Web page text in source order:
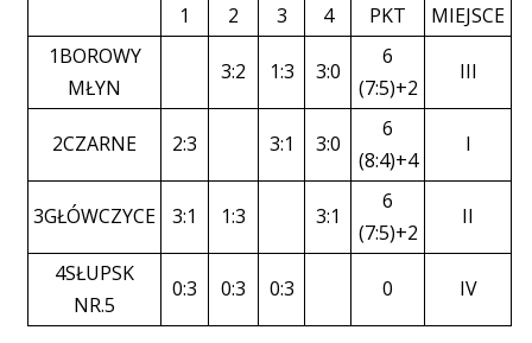
1 2 3 4 PKT
MIEJSCE
1BOROWY
MŁYN
3:2 1:3 3:0
6
(7:5)+2
III
2CZARNE 2:3 3:1 3:0
6
(8:4)+4
I
3GŁÓWCZYCE 3:1 1:3 3:1
6
(7:5)+2
II
4SŁUPSK
NR.5
0:3 0:3 0:3 0 IV